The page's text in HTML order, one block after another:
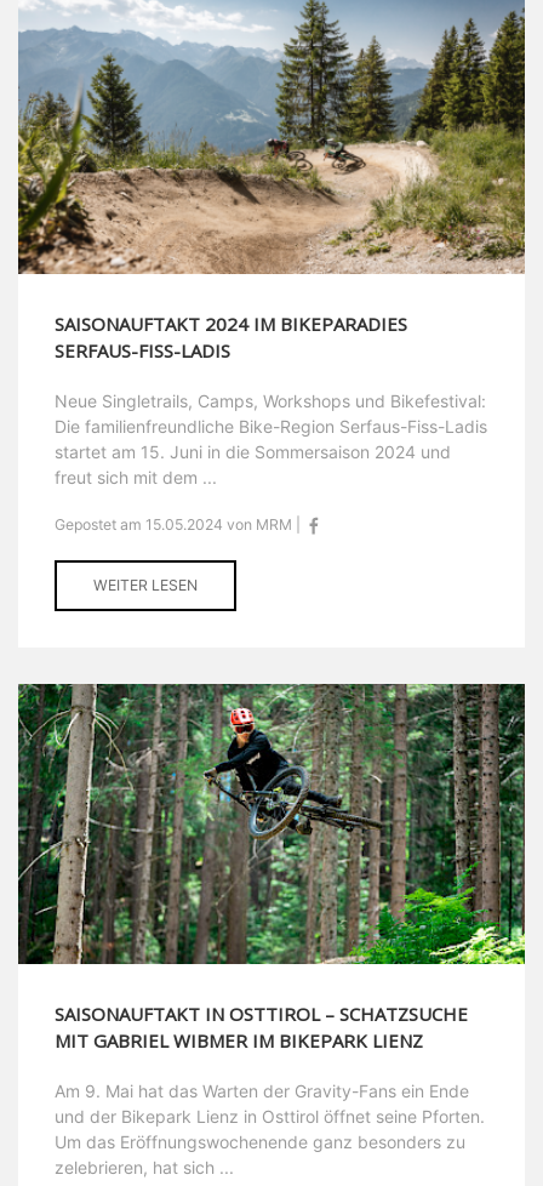
SAISONAUFTAKT 2024 IM BIKEPARADIES
SERFAUS-FISS-LADIS
Neue Singletrails, Camps, Workshops und Bikefestival:
Die familienfreundliche Bike-Region Serfaus-Fiss-Ladis
startet am 15. Juni in die Sommersaison 2024 und
freut sich mit dem ...
Gepostet am 15.05.2024 von MRM |
WEITER LESEN
SAISONAUFTAKT IN OSTTIROL – SCHATZSUCHE
MIT GABRIEL WIBMER IM BIKEPARK LIENZ
Am 9. Mai hat das Warten der Gravity-Fans ein Ende
und der Bikepark Lienz in Osttirol öffnet seine Pforten.
Um das Eröffnungswochenende ganz besonders zu
zelebrieren, hat sich ...